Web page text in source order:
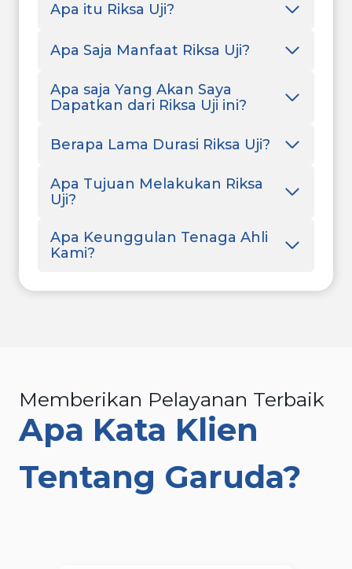
Apa itu Riksa Uji?
Apa Saja Manfaat Riksa Uji?
Apa saja Yang Akan Saya
Dapatkan dari Riksa Uji ini?
Berapa Lama Durasi Riksa Uji?
Apa Tujuan Melakukan Riksa
Uji?
Apa Keunggulan Tenaga Ahli
Kami?
Memberikan Pelayanan Terbaik
Apa Kata Klien
Tentang Garuda?